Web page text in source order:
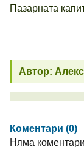
Пазарната
Автор:
Коментари (0)
Няма коментари